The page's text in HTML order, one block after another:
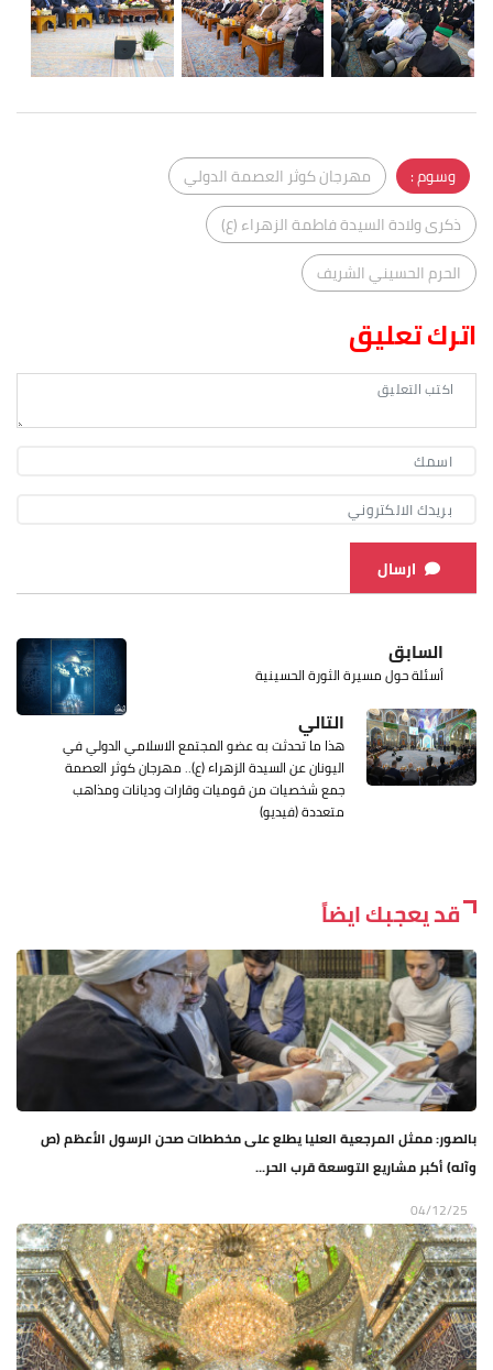
وسوم :
مهرجان كوثر العصمة الدولي
ذكرى ولادة السيدة فاطمة الزهراء (ع)
الحرم الحسيني الشريف
اترك تعليق
ارسال
السابق
أسئلة حول مسيرة الثورة الحسينية
التالي
هذا ما تحدثت به عضو المجتمع الاسلامي الدولي في
اليونان عن السيدة الزهراء (ع).. مهرجان كوثر العصمة
جمع شخصيات من قوميات وقارات وديانات ومذاهب
متعددة (فيديو)
قد يعجبك ايضاً
بالصور: ممثل المرجعية العليا يطلع على مخططات صحن الرسول الأعظم (ص
وآله) أكبر مشاريع التوسعة قرب الحر...
04/12/25